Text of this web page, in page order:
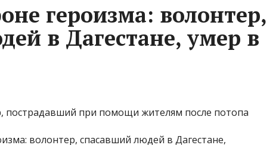
героизма: волонтер,
в Дагестане, умер в
пострадавший при помощи жителям после потопа